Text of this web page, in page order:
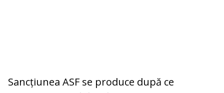
Sancțiunea ASF se produce după ce